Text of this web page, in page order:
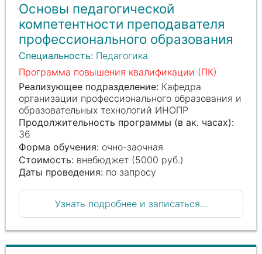
Основы педагогической
компетентности преподавателя
профессионального образования
Специальность: Педагогика
Программа повышения квалификации (ПК)
Реализующее подразделение: Кафедра
организации профессионального образования и
образовательных технологий ИНОПР
Продолжительность программы (в ак. часах):
36
Форма обучения: очно-заочная
Стоимость: внебюджет (5000 руб.)
Даты проведения: по запросу
Узнать подробнее и записаться...